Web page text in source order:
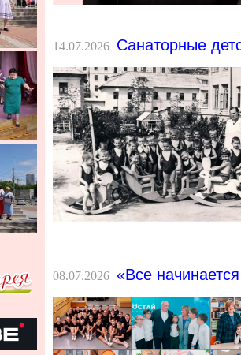
14.07.2026 Санаторные
08.07.2026 «Все